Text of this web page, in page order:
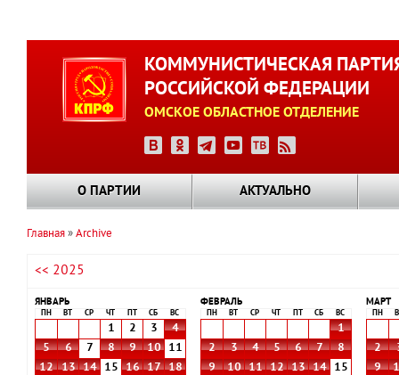
КОММУНИСТИЧЕСКАЯ
РОССИЙСКОЙ ФЕДЕРАЦИИ
ОМСКОЕ ОБЛАСТНОЕ ОТДЕЛЕНИЕ
О ПАРТИИ АКТУАЛЬНО
навигации
Главная Archive
<< 2025
ЯНВАРЬ
ПН ВТ СР ЧТ СБ ВС
1 2 3
4
5
6 7 8 9 10
11
12
13 14 15 16 17
18
ФЕВРАЛЬ
ПН ВТ СР ЧТ СБ ВС
1
2
3 4 5 6 7
8
9
10 11 12 13 14
15
МАРТ
ПН
2
9